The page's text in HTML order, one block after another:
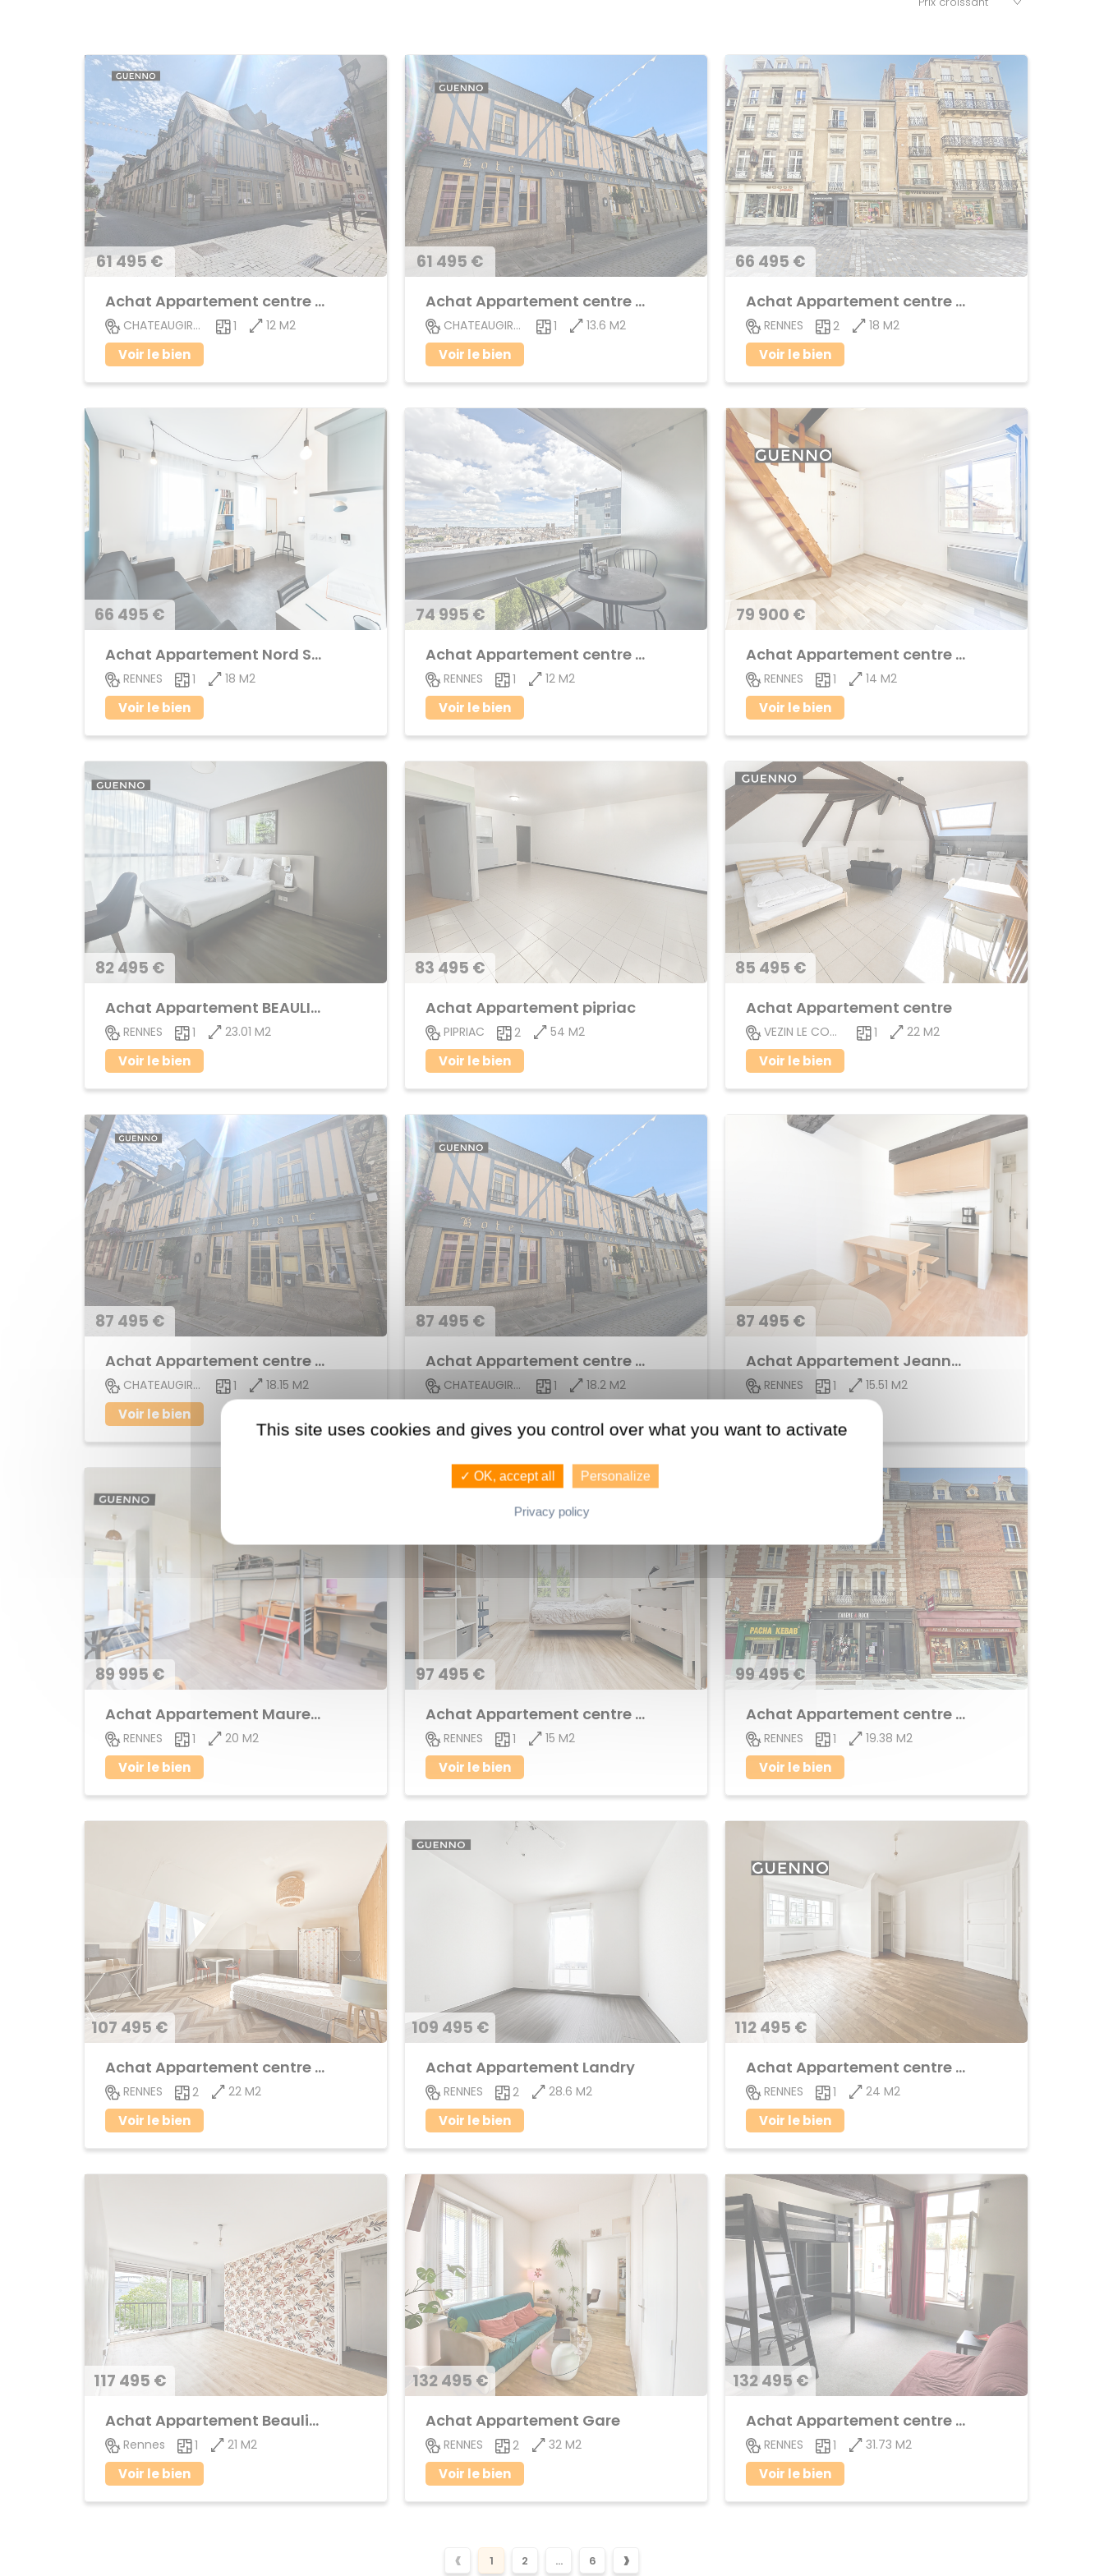
61 495 €
Achat Appartement centre ville
CHATEAUGIRON 1 12 M2
Voir le bien
61 495 €
Achat Appartement centre ville
CHATEAUGIRON 1 13.6 M2
Voir le bien
66 495 €
Achat Appartement centre ville
RENNES 2 18 M2
Voir le bien
66 495 €
Achat Appartement Nord Saint-Martin
RENNES 1 18 M2
Voir le bien
74 995 €
Achat Appartement centre ville
RENNES 1 12 M2
Voir le bien
79 900 €
Achat Appartement centre ville
RENNES 1 14 M2
Voir le bien
82 495 €
Achat Appartement BEAULIEU
RENNES 1 23.01 M2
Voir le bien
83 495 €
Achat Appartement pipriac
PIPRIAC 2 54 M2
Voir le bien
85 495 €
Achat Appartement centre
VEZIN LE COQUET 1 22 M2
Voir le bien
87 495 €
Achat Appartement centre ville
CHATEAUGIRON 1 18.15 M2
Voir le bien
87 495 €
Achat Appartement centre ville
CHATEAUGIRON 1 18.2 M2
87 495 €
Achat Appartement Jeanne d'Arc
RENNES 1 15.51 M2
89 995 €
Achat Appartement Maurepas
RENNES 1 20 M2
Voir le bien
97 495 €
Achat Appartement centre ville
RENNES 1 15 M2
Voir le bien
99 495 €
Achat Appartement centre ville
RENNES 1 19.38 M2
Voir le bien
107 495 €
Achat Appartement centre ville
RENNES 2 22 M2
Voir le bien
109 495 €
Achat Appartement Landry
RENNES 2 28.6 M2
Voir le bien
112 495 €
Achat Appartement centre ville
RENNES 1 24 M2
Voir le bien
117 495 €
Achat Appartement Beaulieu
Rennes 1 21 M2
Voir le bien
132 495 €
Achat Appartement Gare
RENNES 2 32 M2
Voir le bien
132 495 €
Achat Appartement centre ville
RENNES 1 31.73 M2
Voir le bien
‹ 1 2 ... 6 ›
This site uses cookies and gives you control over what you want to activate
✓ OK, accept all Personalize
Privacy policy